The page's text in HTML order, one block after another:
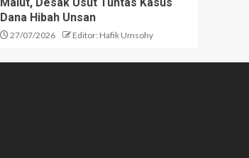
Dana Hibah Unsan
27/07/2026 Editor: Hafik Umsohy